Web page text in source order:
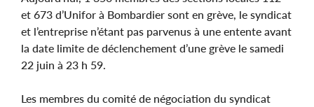
et 673 d’Unifor à Bombardier sont en grève, le syndicat
et l’entreprise n’étant pas parvenus à une entente avant
la date limite de déclenchement d’une grève le samedi
22 juin à 23 h 59.
Les membres du comité de négociation du syndicat